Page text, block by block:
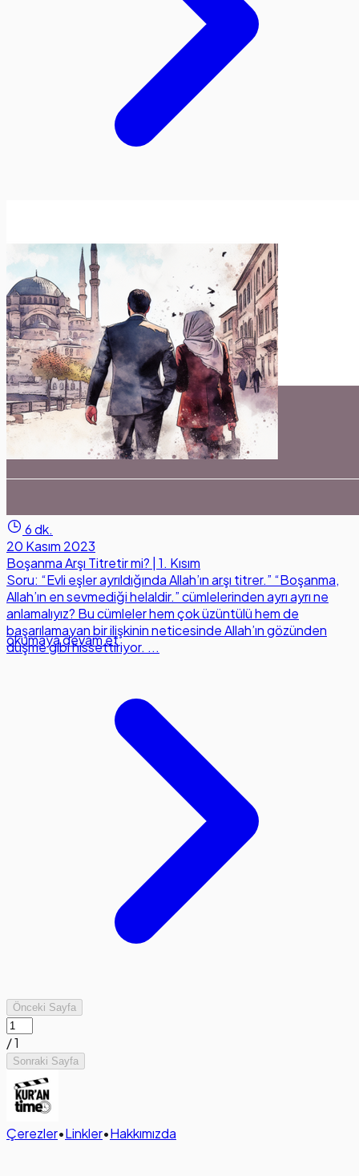
6 dk.
20 Kasım 2023
Boşanma Arşı Titretir mi? | 1. Kısım
Soru: “Evli eşler ayrıldığında Allah’ın arşı titrer.” “Boşanma,
Allah’ın en sevmediği helaldir.” cümlelerinden ayrı ayrı ne
anlamalıyız? Bu cümleler hem çok üzüntülü hem de
başarılamayan bir ilişkinin neticesinde Allah’ın gözünden
düşme gibi hissettiriyor. ...
okumaya devam et
Önceki Sayfa
/1
Sonraki Sayfa
Çerezler•Linkler•Hakkımızda